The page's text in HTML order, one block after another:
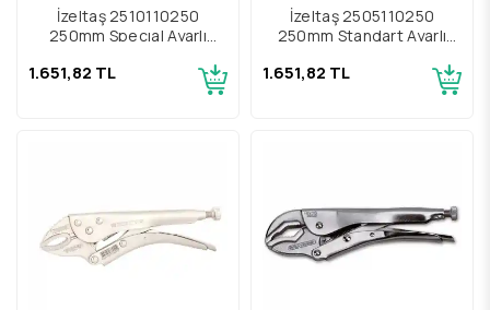
İzeltaş 2510110250
250mm Specıal Ayarlı
1.651,82 TL
İzeltaş 2505110250
250mm Standart Ayarlı
1.651,82 TL